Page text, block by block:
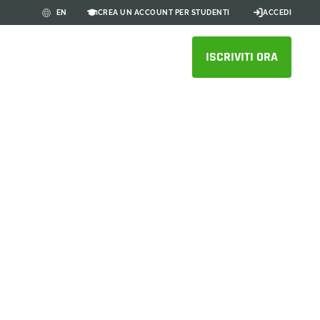
EN CREA UN ACCOUNT PER STUDENTI ACCEDI
ISCRIVITI ORA